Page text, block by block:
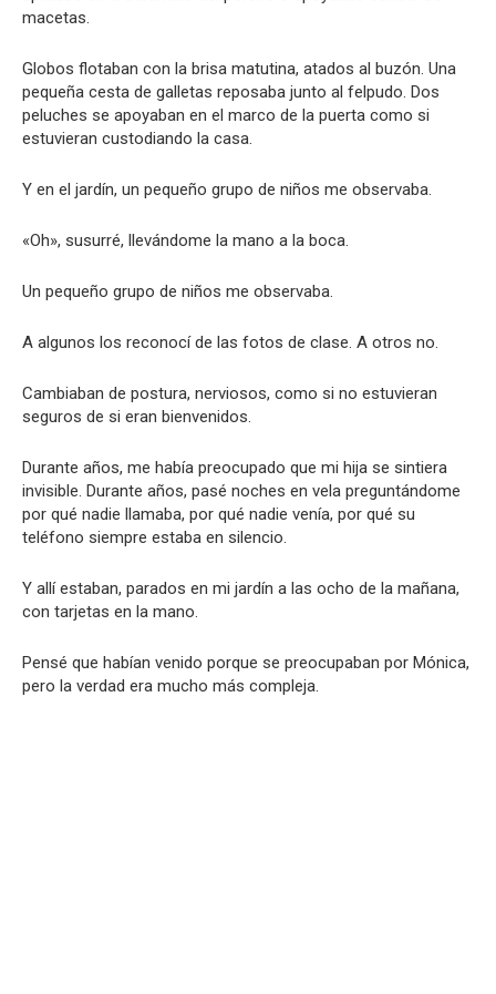
macetas.
Globos flotaban con la brisa matutina, atados al buzón. Una
pequeña cesta de galletas reposaba junto al felpudo. Dos
peluches se apoyaban en el marco de la puerta como si
estuvieran custodiando la casa.
Y en el jardín, un pequeño grupo de niños me observaba.
«Oh», susurré, llevándome la mano a la boca.
Un pequeño grupo de niños me observaba.
A algunos los reconocí de las fotos de clase. A otros no.
Cambiaban de postura, nerviosos, como si no estuvieran
seguros de si eran bienvenidos.
Durante años, me había preocupado que mi hija se sintiera
invisible. Durante años, pasé noches en vela preguntándome
por qué nadie llamaba, por qué nadie venía, por qué su
teléfono siempre estaba en silencio.
Y allí estaban, parados en mi jardín a las ocho de la mañana,
con tarjetas en la mano.
Pensé que habían venido porque se preocupaban por Mónica,
pero la verdad era mucho más compleja.